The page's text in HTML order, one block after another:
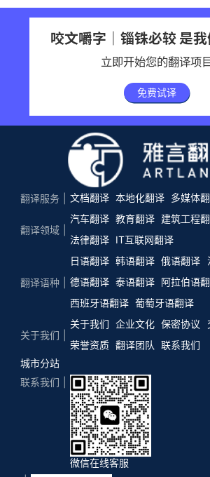
咬文嚼字｜锱铢必较 是
立即开始您的翻译项目
免费试译
翻译服务 文档翻译 本地化翻译 多媒体
翻译领域
汽车翻译 教育翻译 建筑工程
法律翻译
IT互联网翻译
翻译语种
日语翻译 韩语翻译 俄语翻译
德语翻译 泰语翻译 阿拉伯语
西班牙语翻译 葡萄牙语翻译
关于我们
关于我们 企业文化 保密协议
荣誉资质 翻译团队
联系我们
城市分站
联系我们
微信在线客服